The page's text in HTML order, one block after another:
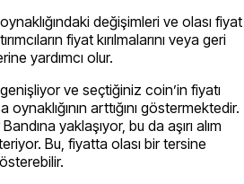
değişimleri ve olası fiyat
fiyat kırılmalarını veya geri
yardımcı olur.
ve seçtiğiniz coin’in fiyatı
arttığını göstermektedir.
yaklaşıyor, bu da aşırı alım
Bu, fiyatta olası bir tersine